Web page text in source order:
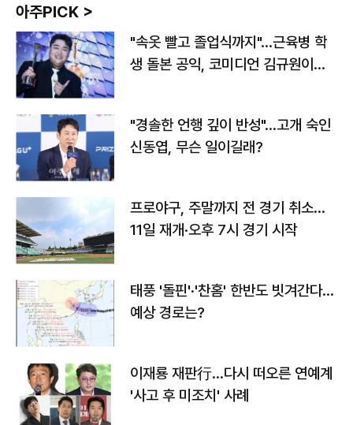
아주PICK >
"속옷 빨고 졸업식까지"…근육병 학
생 돌본 공익, 코미디언 김규원이었
"경솔한 언행 깊이 반성"…고개 숙인
신동엽, 무슨 일이길래?
프로야구, 주말까지 전 경기 취소…
11일 재개·오후 7시 경기 시작
태풍 '돌핀'·'찬홈' 한반도 빗겨간다…
예상 경로는?
이재룡 재판行…다시 떠오른 연예계
'사고 후 미조치' 사례